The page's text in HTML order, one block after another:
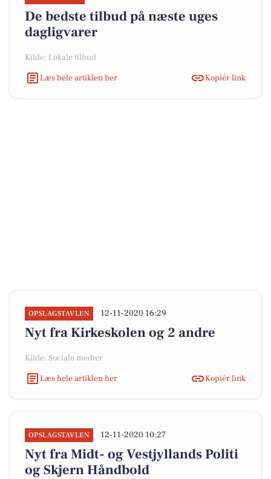
De bedste tilbud på næste uges
dagligvarer
Kilde: Lokale tilbud
Læs hele artiklen her
Kopiér link
OPSLAGSTAVLEN 12-11-2020 16:29
Nyt fra Kirkeskolen og 2 andre
Kilde: Sociale medier
Læs hele artiklen her
Kopiér link
OPSLAGSTAVLEN 12-11-2020 10:27
Nyt fra Midt- og Vestjyllands Politi
og Skjern Håndbold